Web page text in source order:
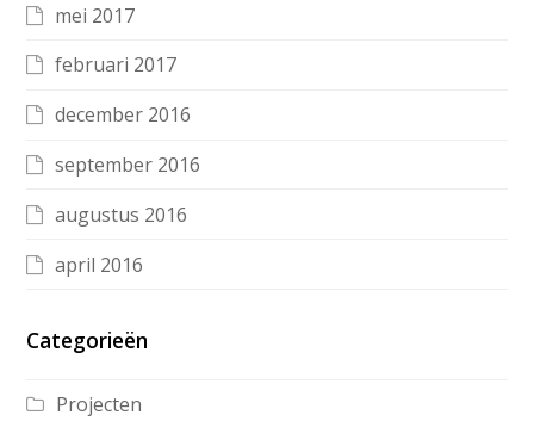
mei 2017
februari 2017
december 2016
september 2016
augustus 2016
april 2016
Categorieën
Projecten